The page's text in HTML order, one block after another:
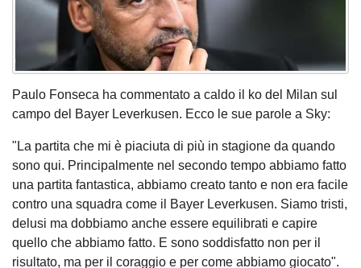
Paulo Fonseca ha commentato a caldo il ko del Milan sul
campo del Bayer Leverkusen. Ecco le sue parole a Sky:
"La partita che mi è piaciuta di più in stagione da quando
sono qui. Principalmente nel secondo tempo abbiamo fatto
una partita fantastica, abbiamo creato tanto e non era facile
contro una squadra come il Bayer Leverkusen. Siamo tristi,
delusi ma dobbiamo anche essere equilibrati e capire
quello che abbiamo fatto. E sono soddisfatto non per il
risultato, ma per il coraggio e per come abbiamo giocato".